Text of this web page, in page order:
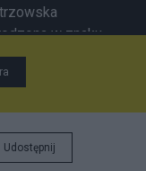
w znaku
ostrym jak
jest we mnie
chabrowemi
Udostępnij